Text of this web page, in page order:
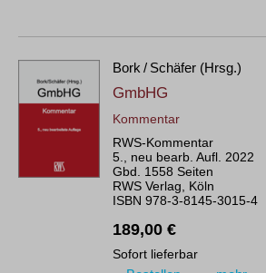
Bork / Schäfer (Hrsg.)
GmbHG
Kommentar
RWS-Kommentar
5., neu bearb. Aufl. 2022
Gbd. 1558 Seiten
RWS Verlag, Köln
ISBN 978-3-8145-3015-4
189,00 €
Sofort lieferbar